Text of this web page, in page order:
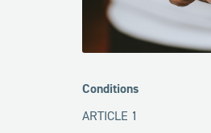
Conditions
ARTICLE 1